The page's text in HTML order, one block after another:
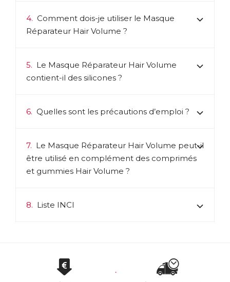
4. Comment dois-je utiliser le Masque
Réparateur Hair Volume ?
5. Le Masque Réparateur Hair Volume
contient-il des silicones ?
6. Quelles sont les précautions d’emploi ?
7. Le Masque Réparateur Hair Volume peut-il
être utilisé en complément des comprimés
et gummies Hair Volume ?
8. Liste INCI